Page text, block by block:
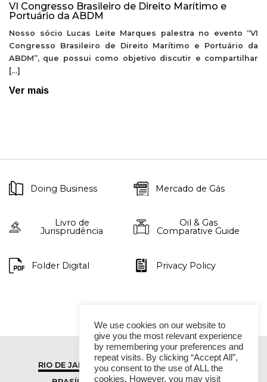
VI Congresso Brasileiro de Direito Marítimo e
Portuário da ABDM
Nosso sócio Lucas Leite Marques palestra no evento “VI
Congresso Brasileiro de Direito Marítimo e Portuário da
ABDM”, que possui como objetivo discutir e compartilhar
[…]
Ver mais
Doing Business Mercado de Gás
Livro de
Jurisprudência
Oil & Gas
Comparative Guide
Folder Digital Privacy Policy
RIO DE JANEIRO
SÃO PAULO
We use cookies on our website to
give you the most relevant experience
by remembering your preferences and
repeat visits. By clicking “Accept All”,
you consent to the use of ALL the
cookies. However, you may visit